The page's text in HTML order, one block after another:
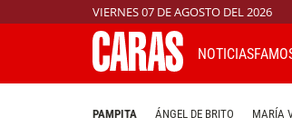
VIERNES 07 DE AGOSTO DEL 2026
NOTICIAS
PAMPITA ÁNGEL DE BRITO MARÍA